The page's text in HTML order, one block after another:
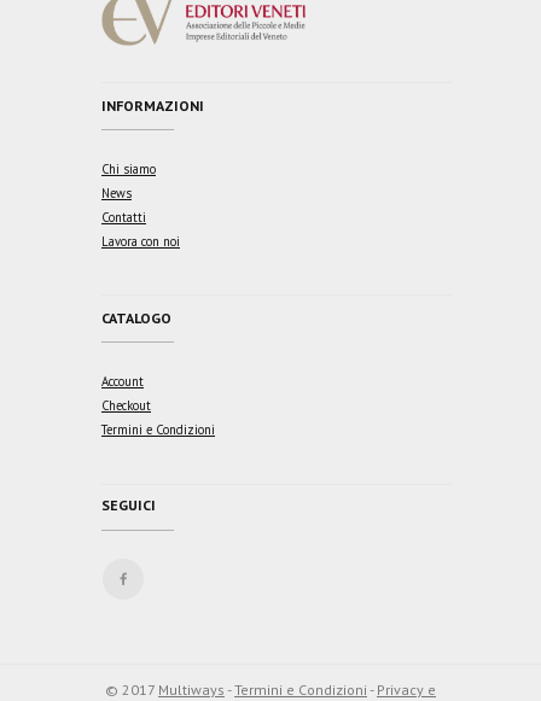
INFORMAZIONI
Chi siamo
News
Contatti
Lavora con noi
CATALOGO
Account
Checkout
Termini e Condizioni
SEGUICI
© 2017 Multiways -Termini e Condizioni - Privacy e